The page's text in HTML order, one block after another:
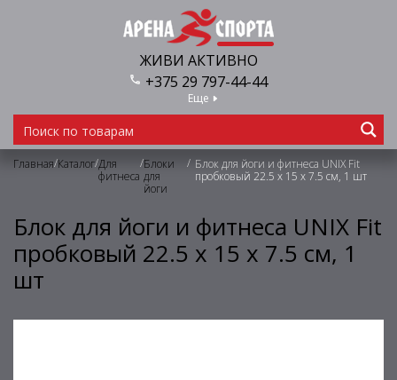
ЖИВИ АКТИВНО
+375 29 797-44-44
Еще
Главная/Каталог/Для
фитнеса
/Блоки
для
йоги
/ Блок для йоги и фитнеса UNIX Fit
пробковый 22.5 х 15 х 7.5 см, 1 шт
Блок для йоги и фитнеса UNIX Fit
пробковый 22.5 х 15 х 7.5 см, 1
шт